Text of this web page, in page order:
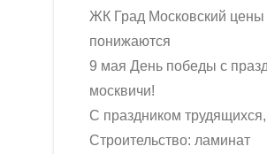
ЖК Град Московский цены
понижаются
9 мая День победы с
москвичи!
С праздником
Строительство: ламинат